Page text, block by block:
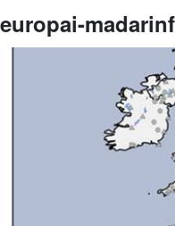
europai-